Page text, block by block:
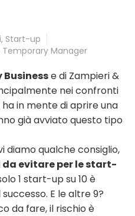
, Start-up
Temporary Manager
Businesse di Zampieri &
nei confronti
in mente di aprire una
già avviato questo tipo
diamo qualche consiglio,
da evitare per le start-
1 start-up su 10 è
E le altre 9?
da fare, il rischio è